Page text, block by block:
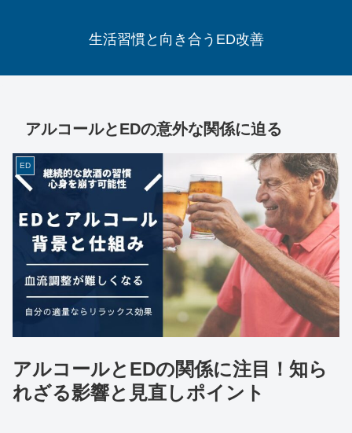
生活習慣と向き合うED改善
アルコールとEDの意外な関係に迫る
ED
アルコールとEDの関係に注目！知ら
れざる影響と見直しポイント